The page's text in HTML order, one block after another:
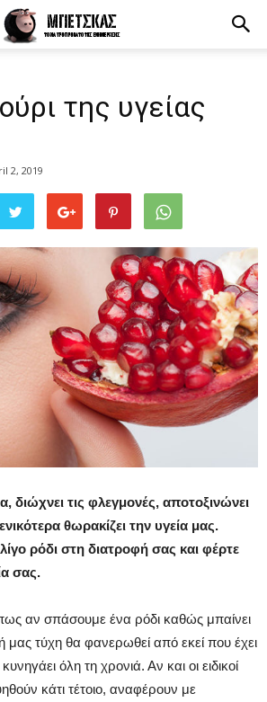
της υγείας
2, 2019
διώχνει τις φλεγμονές, αποτοξινώνει
θωρακίζει την υγεία μας.
ρόδι στη διατροφή σας και φέρτε
σας.
αν σπάσουμε ένα ρόδι καθώς μπαίνει
μας τύχη θα φανερωθεί από εκεί που έχει
όλη τη χρονιά. Αν και οι ειδικοί
κάτι τέτοιο, αναφέρουν με